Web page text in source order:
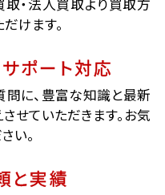
取・法人買取より買取方
けます。
ポート対応
問に、豊富な知識と最新
せていただきます。お気
い。
と実績